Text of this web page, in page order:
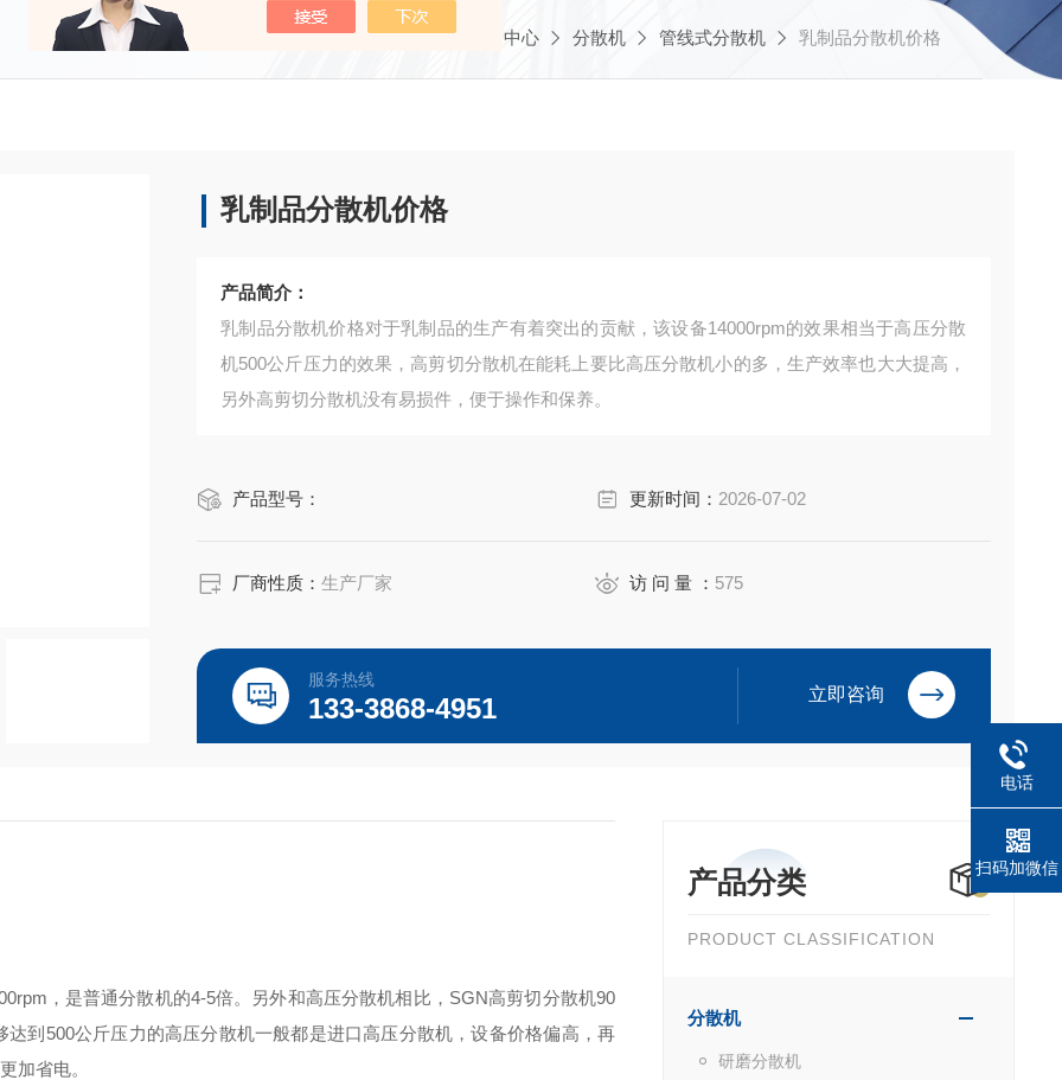
当前位置：首页 产品中心 分散机 管线式分散机 乳制品分散机价格
乳制品分散机价格
产品简介：
乳制品分散机价格对于乳制品的生产有着突出的贡献，该设备14000rpm的效果相当于高压分散
机500公斤压力的效果，高剪切分散机在能耗上要比高压分散机小的多，生产效率也大大提高，
另外高剪切分散机没有易损件，便于操作和保养。
产品型号： 更新时间： 2026-07-02
厂商性质：生产厂家 访 问 量 ： 575
服务热线
133-3868-4951 立即咨询
产品分类
PRODUCT CLASSIFICATION
分散机
研磨分散机
，是普通分散机的4-5倍。另外和高压分散机相比，SGN高剪切分散机90
到500公斤压力的高压分散机一般都是进口高压分散机，设备价格偏高，再
加省电。
电话
扫码加微信